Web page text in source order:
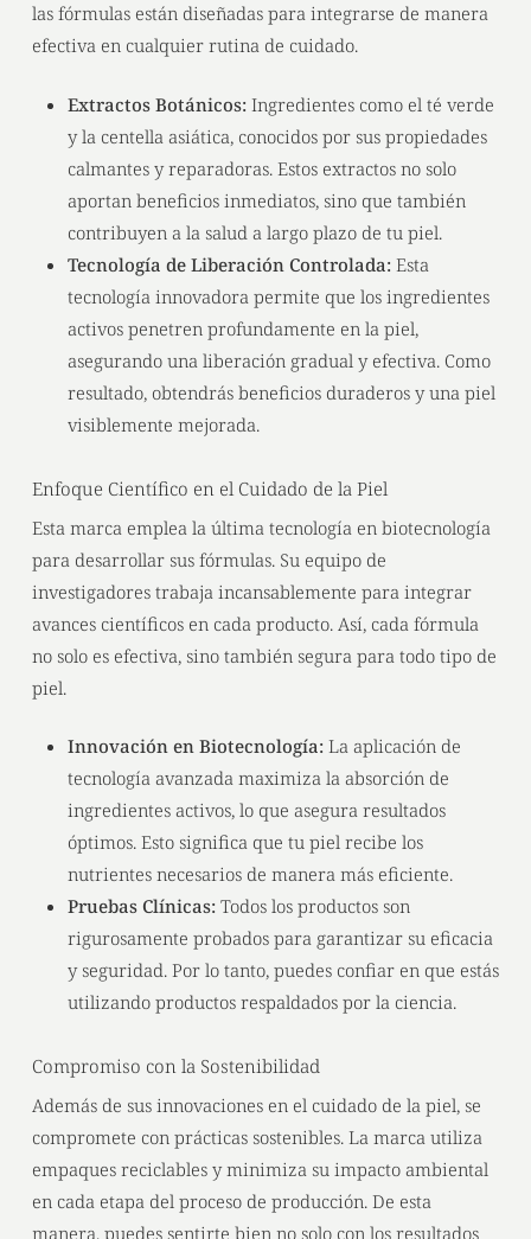
las fórmulas están diseñadas para integrarse de manera
efectiva en cualquier rutina de cuidado.
Extractos Botánicos: Ingredientes como el té verde
y la centella asiática, conocidos por sus propiedades
calmantes y reparadoras. Estos extractos no solo
aportan beneficios inmediatos, sino que también
contribuyen a la salud a largo plazo de tu piel.
Tecnología de Liberación Controlada: Esta
tecnología innovadora permite que los ingredientes
activos penetren profundamente en la piel,
asegurando una liberación gradual y efectiva. Como
resultado, obtendrás beneficios duraderos y una piel
visiblemente mejorada.
Enfoque Científico en el Cuidado de la Piel
Esta marca emplea la última tecnología en biotecnología
para desarrollar sus fórmulas. Su equipo de
investigadores trabaja incansablemente para integrar
avances científicos en cada producto. Así, cada fórmula
no solo es efectiva, sino también segura para todo tipo de
piel.
Innovación en Biotecnología: La aplicación de
tecnología avanzada maximiza la absorción de
ingredientes activos, lo que asegura resultados
óptimos. Esto significa que tu piel recibe los
nutrientes necesarios de manera más eficiente.
Pruebas Clínicas: Todos los productos son
rigurosamente probados para garantizar su eficacia
y seguridad. Por lo tanto, puedes confiar en que estás
utilizando productos respaldados por la ciencia.
Compromiso con la Sostenibilidad
Además de sus innovaciones en el cuidado de la piel, se
compromete con prácticas sostenibles. La marca utiliza
empaques reciclables y minimiza su impacto ambiental
en cada etapa del proceso de producción. De esta
manera, puedes sentirte bien no solo con los resultados